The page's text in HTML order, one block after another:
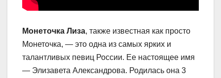
Монеточка Лиза, также известная как просто
Монеточка, — это одна из самых ярких и
талантливых певиц России. Ее настоящее имя
— Элизавета Александрова. Родилась она 3